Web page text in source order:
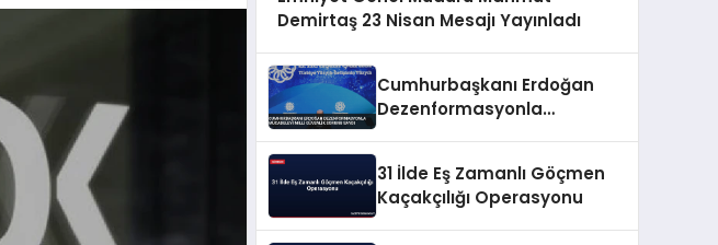
Demirtaş 23 Nisan Mesajı Yayınladı
Cumhurbaşkanı Erdoğan
Dezenformasyonla
31 İlde Eş Zamanlı Göçmen
Kaçakçılığı Operasyonu